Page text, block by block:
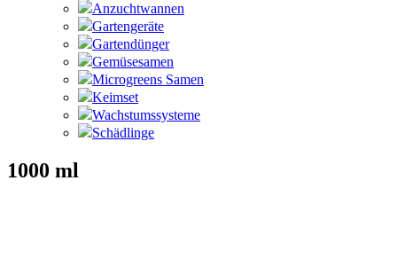
Anzuchtwannen
Gartengeräte
Gartendünger
Gemüsesamen
Microgreens Samen
Keimset
Wachstumssysteme
Schädlinge
1000 ml